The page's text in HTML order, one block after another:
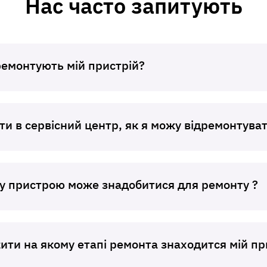
інформацію
Ваш ПІБ та контактний номер телефона
Адресу зворотньої доставки**
Нас часто запитують
мій пристрій?
в сервісний центр, як я можу
пристрою може знадобитися для ремонту ?
на якому етапі ремонта знаходится мій